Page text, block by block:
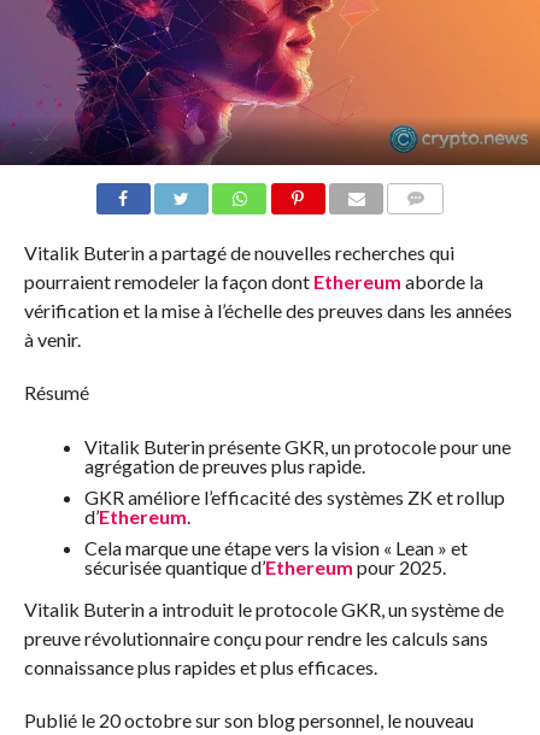
Vitalik Buterin a partagé de nouvelles recherches qui
pourraient remodeler la façon dont Ethereum aborde la
vérification et la mise à l’échelle des preuves dans les années
à venir.
Résumé
Vitalik Buterin présente GKR, un protocole pour une
agrégation de preuves plus rapide.
GKR améliore l’efficacité des systèmes ZK et rollup
d’Ethereum.
Cela marque une étape vers la vision « Lean » et
sécurisée quantique d’Ethereum pour 2025.
Vitalik Buterin a introduit le protocole GKR, un système de
preuve révolutionnaire conçu pour rendre les calculs sans
connaissance plus rapides et plus efficaces.
Publié le 20 octobre sur son blog personnel, le nouveau